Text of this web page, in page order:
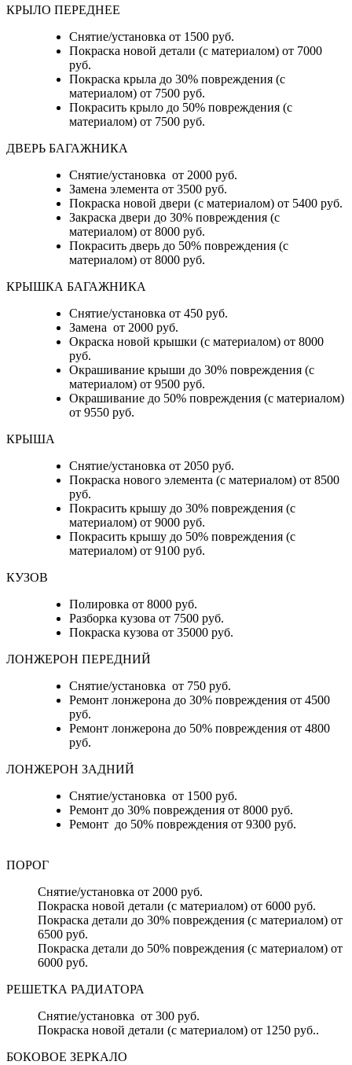
КРЫЛО ПЕРЕДНЕЕ
Снятие/установка от 1500 руб.
Покраска новой детали (с материалом) от 7000
руб.
Покраска крыла до 30% повреждения (с
материалом) от 7500 руб.
Покрасить крыло до 50% повреждения (с
материалом) от 7500 руб.
ДВЕРЬ БАГАЖНИКА
Снятие/установка от 2000 руб.
Замена элемента от 3500 руб.
Покраска новой двери (с материалом) от 5400 руб.
Закраска двери до 30% повреждения (с
материалом) от 8000 руб.
Покрасить дверь до 50% повреждения (с
материалом) от 8000 руб.
КРЫШКА БАГАЖНИКА
Снятие/установка от 450 руб.
Замена от 2000 руб.
Окраска новой крышки (с материалом) от 8000
руб.
Окрашивание крыши до 30% повреждения (с
материалом) от 9500 руб.
Окрашивание до 50% повреждения (с материалом)
от 9550 руб.
КРЫША
Снятие/установка от 2050 руб.
Покраска нового элемента (с материалом) от 8500
руб.
Покрасить крышу до 30% повреждения (с
материалом) от 9000 руб.
Покрасить крышу до 50% повреждения (с
материалом) от 9100 руб.
КУЗОВ
Полировка от 8000 руб.
Разборка кузова от 7500 руб.
Покраска кузова от 35000 руб.
ЛОНЖЕРОН ПЕРЕДНИЙ
Снятие/установка от 750 руб.
Ремонт лонжерона до 30% повреждения от 4500
руб.
Ремонт лонжерона до 50% повреждения от 4800
руб.
ЛОНЖЕРОН ЗАДНИЙ
Снятие/установка от 1500 руб.
Ремонт до 30% повреждения от 8000 руб.
Ремонт до 50% повреждения от 9300 руб.
ПОРОГ
Снятие/установка от 2000 руб.
Покраска новой детали (с материалом) от 6000 руб.
Покраска детали до 30% повреждения (с материалом) от
6500 руб.
Покраска детали до 50% повреждения (с материалом) от
6000 руб.
РЕШЕТКА РАДИАТОРА
Снятие/установка от 300 руб.
Покраска новой детали (с материалом) от 1250 руб..
БОКОВОЕ ЗЕРКАЛО